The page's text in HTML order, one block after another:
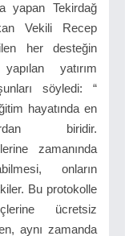
yapan Tekirdağ
Vekili Recep
her desteğin
yatırım
söyledi: “
hayatında en
biridir.
zamanında
onların
Bu protokolle
ücretsiz
aynı zamanda